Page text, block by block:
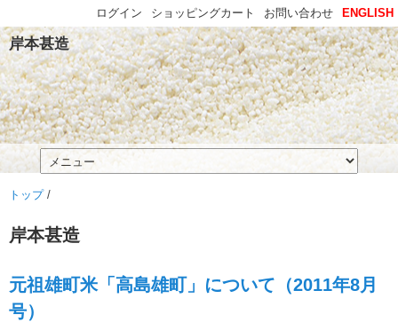
岸本甚造
トップ/
岸本甚造
元祖雄町米「高島雄町」について（2011年8月
号）
ENGLISH
お問い合わせ
ショッピングカート
ログイン